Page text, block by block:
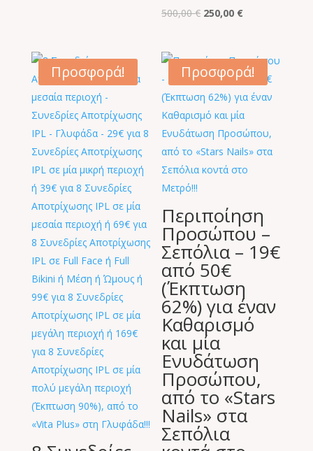
500,00€ Original
500,00 €.
250,00 €
είναι:
250,00 €.
Προσφορά! Προσφορά!
Περιποίηση
Προσώπου –
Σεπόλια – 19€
από 50€
(Έκπτωση
62%) για έναν
Καθαρισμό
και μία
Ενυδάτωση
Προσώπου,
από το «Stars
Nails» στα
Σεπόλια